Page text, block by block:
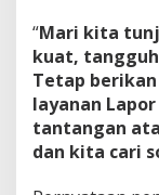
​“Mari kita
kuat,
Tetap
layanan
tantangan
dan kita cari